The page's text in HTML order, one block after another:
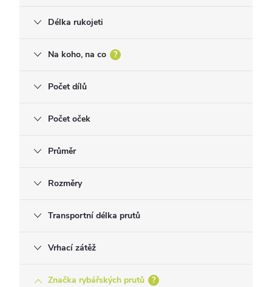
Délka rukojeti
Na koho, na co ?
Počet dílů
Počet oček
Průměr
Rozměry
Transportní délka prutů
Vrhací zátěž
Značka rybářských prutů ?